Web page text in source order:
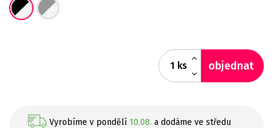
ks objednat
Vyrobíme v pondělí 10.08. a dodáme ve středu